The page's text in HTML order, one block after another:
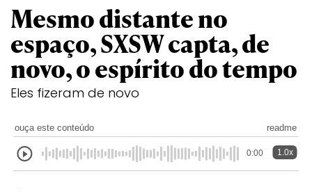
Mesmo distante no
espaço, SXSW capta, de
novo, o espírito do tempo
Eles fizeram de novo
ouça este conteúdo readme
0:00 1.0x